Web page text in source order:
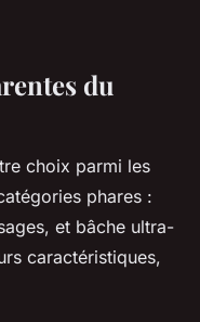
du
choix parmi les
phares :
et bâche ultra-
caractéristiques,